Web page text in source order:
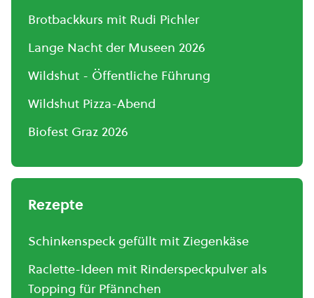
Brotbackkurs mit Rudi Pichler
Lange Nacht der Museen 2026
Wildshut - Öffentliche Führung
Wildshut Pizza-Abend
Biofest Graz 2026
Rezepte
Schinkenspeck gefüllt mit Ziegenkäse
Raclette-Ideen mit Rinderspeckpulver als
Topping für Pfännchen